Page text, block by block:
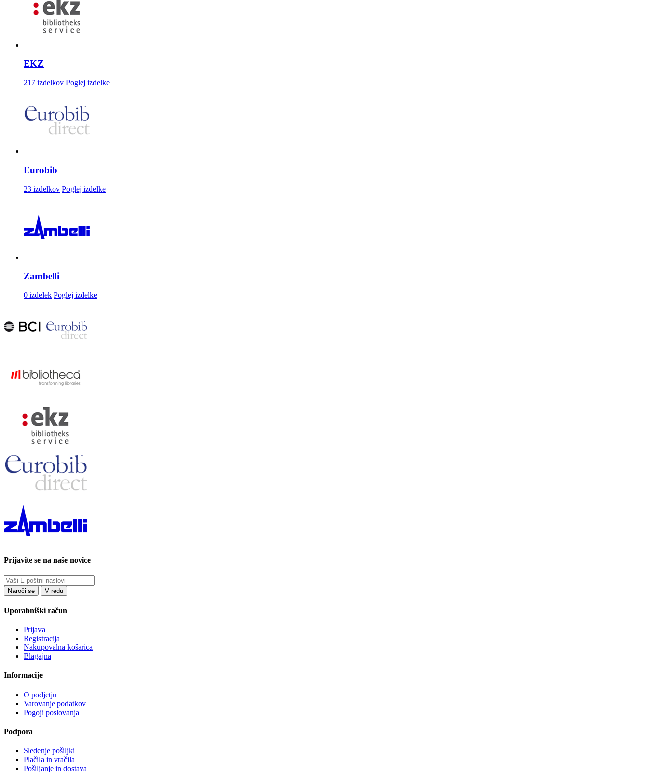
EKZ
217 izdelkov Poglej izdelke
Eurobib
23 izdelkov Poglej izdelke
Zambelli
0 izdelek Poglej izdelke
Prijavite se na naše novice
Uporabniški račun
Prijava
Registracija
Nakupovalna košarica
Blagajna
Informacije
O podjetju
Varovanje podatkov
Pogoji poslovanja
Podpora
Sledenje pošiljki
Plačila in vračila
Pošiljanje in dostava